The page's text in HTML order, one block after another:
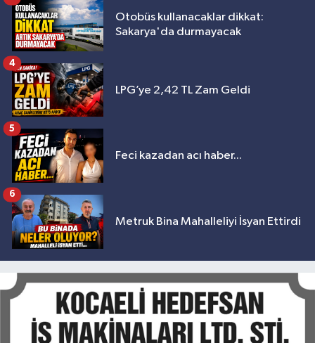
Otobüs kullanacaklar dikkat:
Sakarya'da durmayacak
LPG’ye 2,42 TL Zam Geldi
4
Feci kazadan acı haber...
5
Metruk Bina Mahalleliyi İsyan Ettirdi
6